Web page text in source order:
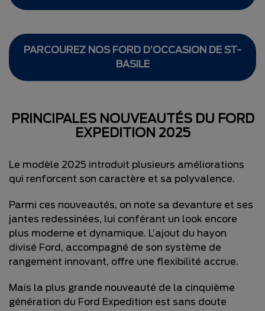
PARCOUREZ NOS FORD D’OCCASION DE ST-
BASILE
PRINCIPALES NOUVEAUTÉS DU FORD
EXPEDITION 2025
Le modèle 2025 introduit plusieurs améliorations
qui renforcent son caractère et sa polyvalence.
Parmi ces nouveautés, on note sa devanture et ses
jantes redessinées, lui conférant un look encore
plus moderne et dynamique. L’ajout du hayon
divisé Ford, accompagné de son système de
rangement innovant, offre une flexibilité accrue.
Mais la plus grande nouveauté de la cinquième
génération du Ford Expedition est sans doute